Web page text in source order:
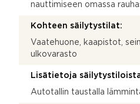
nauttimiseen omassa
Kohteen säilytystilat:
Vaatehuone, kaapistot,
ulkovarasto
Lisätietoja
Autotallin taustalla